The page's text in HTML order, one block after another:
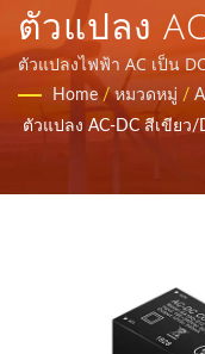
ตัวแปลง
ตาม
ทั้งหมดสำ
ตัวแปลงไฟฟ้า AC เป็น
สำหรับแอปพลิเคชันเครือ
ผลิตภัณฑ์พลังงาน.
Home / หมวดหมู่ /
ตัวแปลง AC-DC สีเขียว/